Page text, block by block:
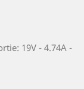
19V - 4.74A -